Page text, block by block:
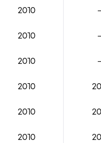
2010
2010
2010
2010
2010
2010